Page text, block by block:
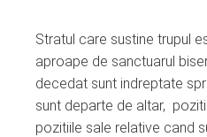
Stratul care sustine trupul
aproape de sanctuarul
decedat sunt indreptate
sunt departe de altar,
pozitiile sale relative cand